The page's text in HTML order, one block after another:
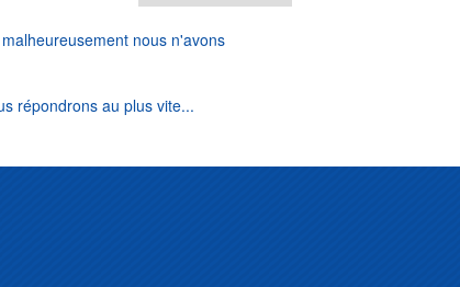
nous n'avons
répondrons au plus vite...